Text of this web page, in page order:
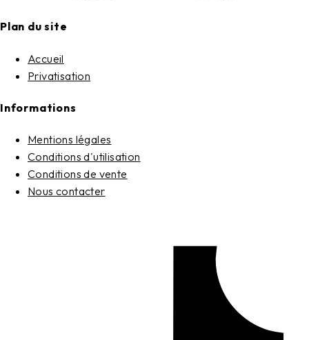
Plan du site
Accueil
Privatisation
Informations
Mentions légales
Conditions d'utilisation
Conditions de vente
Nous contacter